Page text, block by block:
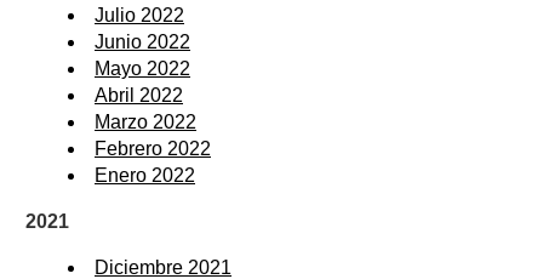
Julio 2022
Junio 2022
Mayo 2022
Abril 2022
Marzo 2022
Febrero 2022
Enero 2022
2021
Diciembre 2021